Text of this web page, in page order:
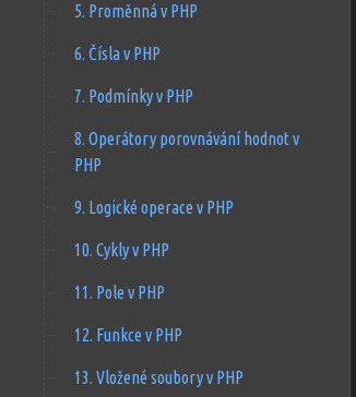
5. Proměnná v PHP
6. Čísla v PHP
7. Podmínky v PHP
8. Operátory porovnávání hodnot v
PHP
9. Logické operace v PHP
10. Cykly v PHP
11. Pole v PHP
12. Funkce v PHP
13. Vložené soubory v PHP